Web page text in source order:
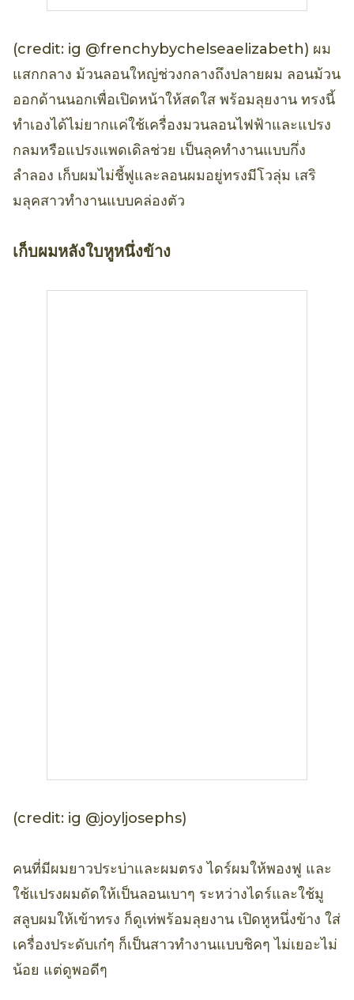
(credit: ig @frenchybychelseaelizabeth) ผม
แสกกลาง ม้วนลอนใหญ่ช่วงกลางถึงปลายผม ลอนม้วน
ออกด้านนอกเพื่อเปิดหน้าให้สดใส พร้อมลุยงาน ทรงนี้
ทำเองได้ไม่ยากแค่ใช้เครื่องมวนลอนไฟฟ้าและแปรง
กลมหรือแปรงแพดเดิลช่วย เป็นลุคทำงานแบบกึ่ง
ลำลอง เก็บผมไม่ชี้ฟูและลอนผมอยู่ทรงมีโวลุ่ม เสริ
มลุคสาวทำงานแบบคล่องตัว
เก็บผมหลังใบหูหนึ่งข้าง
(credit: ig @joyljosephs)
คนที่มีผมยาวประบ่าและผมตรง ไดร์ผมให้พองฟู และ
ใช้แปรงผมดัดให้เป็นลอนเบาๆ ระหว่างไดร์และใช้มู
สลูบผมให้เข้าทรง ก็ดูเท่พร้อมลุยงาน เปิดหูหนึ่งข้าง ใส่
เครื่องประดับเก๋ๆ ก็เป็นสาวทำงานแบบชิคๆ ไม่เยอะไม่
น้อย แต่ดูพอดีๆ